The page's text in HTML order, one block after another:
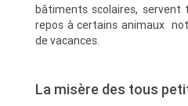
bâtiments scolaires, servent
repos à certains animaux
de vacances.
La misère des tous